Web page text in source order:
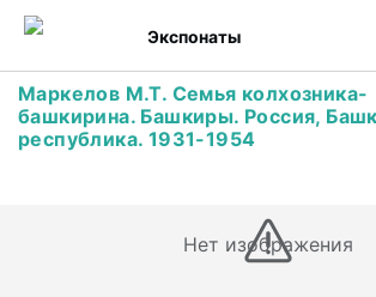
Экспонаты
Маркелов М.Т. Семья колхозника-
башкирина. Башкиры. Россия,
республика. 1931-1954
Нет изображения